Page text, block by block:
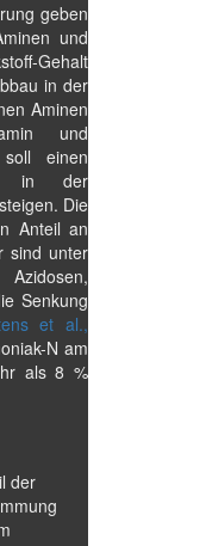
geben
und
Gehalt
in der
Aminen
und
einen
in der
Die
Anteil an
sind unter
Senkung
et al.,
N am
als 8 %
der